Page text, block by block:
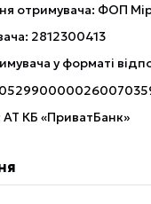
отримувача: ФОП
2812300413
у форматі
АТ КБ «ПриватБанк»